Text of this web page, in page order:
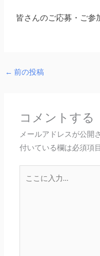
皆さんのご応募・ご参
← 前の投稿
コメントする
メールアドレスが公開
付いている欄は必須項